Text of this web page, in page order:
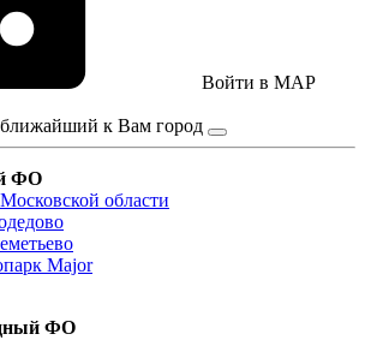
Войти в MAP
к Вам город
ФО
области
Major
ФО